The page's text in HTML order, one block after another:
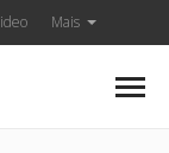
Mais